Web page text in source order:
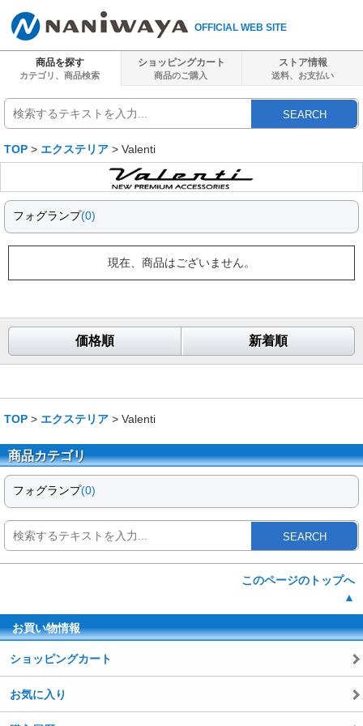
OFFICIAL WEB SITE
商品を探す
カテゴリ、商品検索
ショッピングカート
商品のご購入
ストア情報
送料、 お支払い
SEARCH
TOP > エクステリア > Valenti
フォグランプ(0)
現在、商品はございません。
価格順 新着順
TOP > エクステリア > Valenti
商品カテゴリ
フォグランプ(0)
SEARCH
このページのトップへ
▲
お買い物情報
ショッピングカート
お気に入り